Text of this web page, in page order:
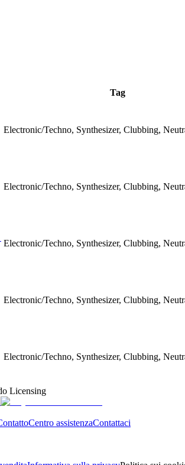
Tag
Electronic/Techno, Synthesizer, Clubbing,
Electronic/Techno, Synthesizer, Clubbing,
Electronic/Techno, Synthesizer, Clubbing,
Electronic/Techno, Synthesizer, Clubbing,
Electronic/Techno, Synthesizer, Clubbing,
Licensing
Centro assistenzaContattaci